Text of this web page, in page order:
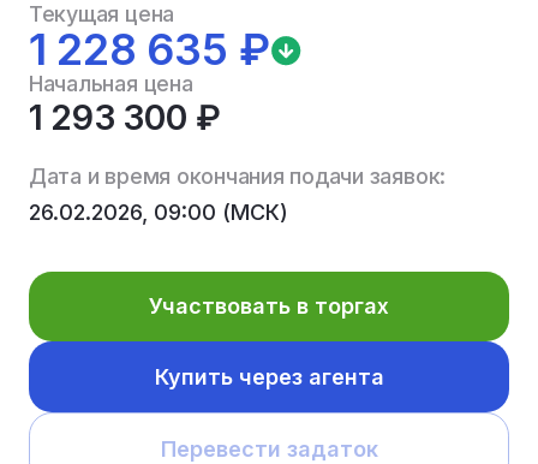
Текущая цена
1 228 635 ₽
Начальная цена
1 293 300 ₽
Дата и время окончания подачи заявок:
26.02.2026, 09:00 (МСК)
Участвовать в торгах
Купить через агента
Перевести задаток